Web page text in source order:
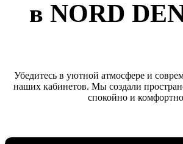
в NORD
Убедитесь в уютной атмосфере и
наших кабинетов. Мы создали
спокойно и